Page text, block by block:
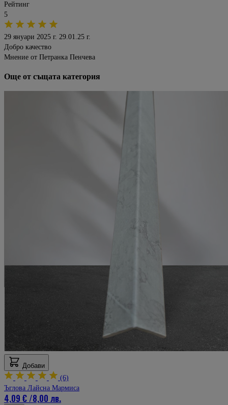
Рейтинг
5
29 януари 2025 г. 29.01.25 г.
Добро качество
Мнение от Петранка Пенчева
Още от същата категория
Добави
(6)
Ъглова Лайсна Мармиса
4,09 €/8,00 лв.